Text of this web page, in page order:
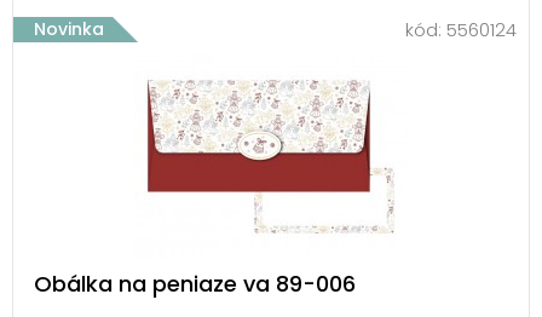
Novinka kód: 5560124
Obálka na peniaze va 89-006